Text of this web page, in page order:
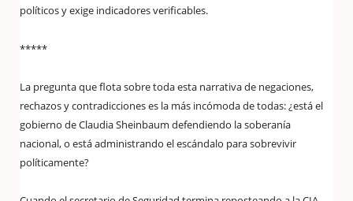
políticos y exige indicadores verificables.
*****
La pregunta que flota sobre toda esta narrativa de negaciones,
rechazos y contradicciones es la más incómoda de todas: ¿está el
gobierno de Claudia Sheinbaum defendiendo la soberanía
nacional, o está administrando el escándalo para sobrevivir
políticamente?